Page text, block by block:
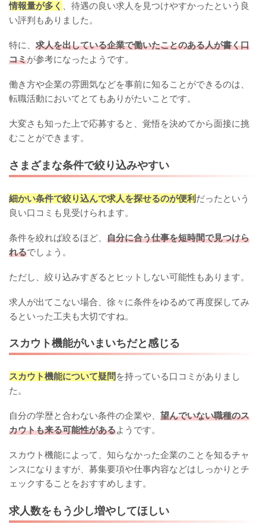
情報量が多く 、待遇の良い求人を見つけやすかったという良
い評判もありました。
特に、 求人を出している企業で働いたことのある人が書く口
コミが参考になったようです。
働き方や企業の雰囲気などを事前に知ることができるのは、
転職活動においてとてもありがたいことです。
大変さも知った上で応募すると、覚悟を決めてから面接に挑
むことができます。
さまざまな条件で絞り込みやすい
細かい条件で絞り込んで求人を探せるのが便利 だったという
良い口コミも見受けられます。
条件を絞れば絞るほど、 自分に合う仕事を短時間で見つけら
れるでしょう。
ただし、絞り込みすぎるとヒットしない可能性もあります。
求人が出てこない場合、徐々に条件をゆるめて再度探してみ
るといった工夫も大切ですね。
スカウト機能がいまいちだと感じる
スカウト機能について疑問 を持っている口コミがありまし
た。
自分の学歴と合わない条件の企業や、 望んでいない職種のス
カウトも来る可能性があるようです。
スカウト機能によって、知らなかった企業のことを知るチャ
ンスになりますが、募集要項や仕事内容などはしっかりとチ
ェックすることをおすすめします。
求人数をもう少し増やしてほしい